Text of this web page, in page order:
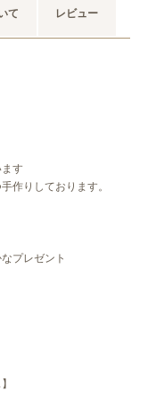
て レビュー
す
作りしております。
プレゼント